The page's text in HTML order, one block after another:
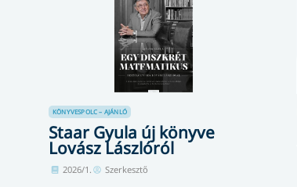
KÖNYVESPOLC – AJÁNLÓ
Staar Gyula új könyve
Lovász Lászlóról
2026/1. Szerkesztő